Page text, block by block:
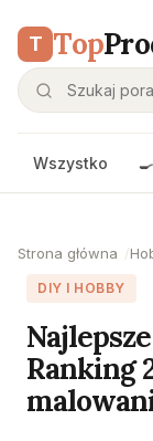
T Top
Wszystko
Strona główna
DIY I HOBBY
Ranking